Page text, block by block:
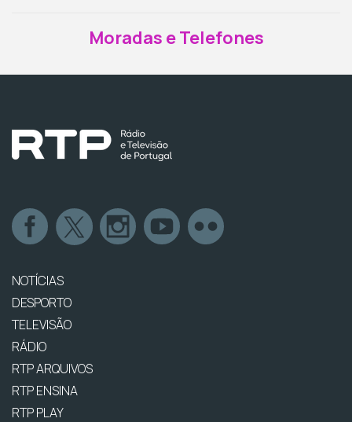
Moradas e Telefones
NOTÍCIAS
DESPORTO
TELEVISÃO
RÁDIO
RTP ARQUIVOS
RTP ENSINA
RTP PLAY